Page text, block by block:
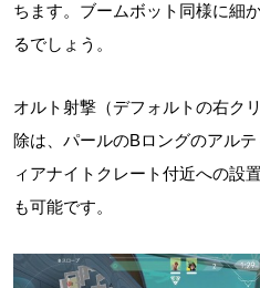
ちます。ブームボット同様に細
るでしょう。
オルト射撃（デフォルトの右ク
除は、パールのBロングのアル
ィアナイトクレート付近への設
も可能です。